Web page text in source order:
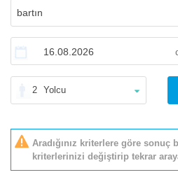
2 Yolcu
Aradığınız kriterlere göre sonuç
kriterlerinizi değiştirip tekrar